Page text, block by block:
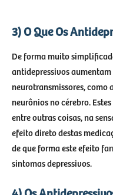
3) O Que Os
De forma muito
antidepressivos
neurotransmissores, como
neurônios no cérebro.
entre outras coisas, na
efeito direto destas
de que forma este efeito
sintomas depressivos.